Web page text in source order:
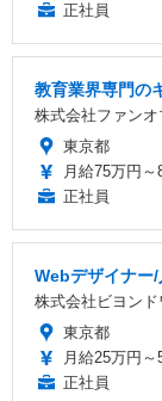
正社員
教育業界専門の
株式会社ファンオ
東京都
月給75万円～
正社員
Webデザイナー
株式会社ビヨンド
東京都
月給25万円～
正社員